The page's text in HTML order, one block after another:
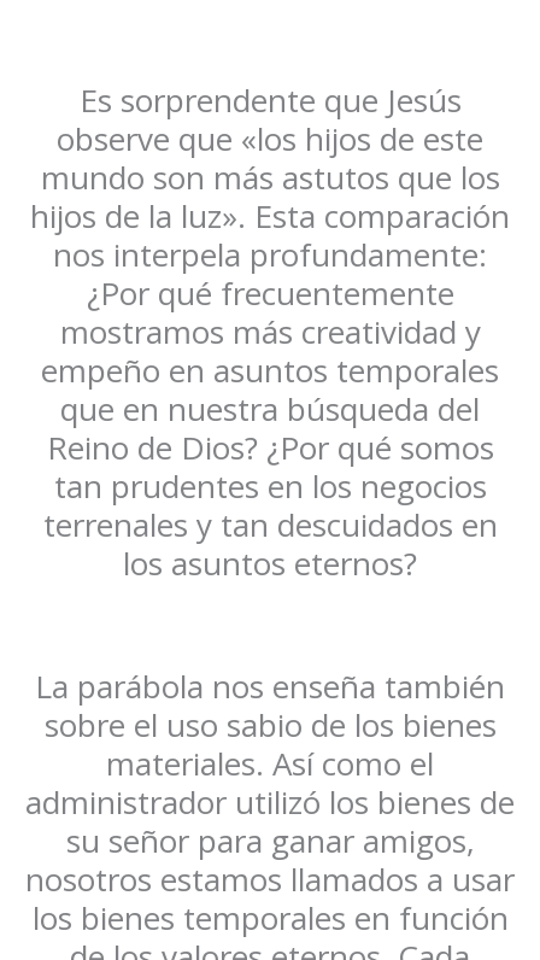
Es sorprendente que Jesús
observe que «los hijos de este
mundo son más astutos que los
hijos de la luz». Esta comparación
nos interpela profundamente:
¿Por qué frecuentemente
mostramos más creatividad y
empeño en asuntos temporales
que en nuestra búsqueda del
Reino de Dios? ¿Por qué somos
tan prudentes en los negocios
terrenales y tan descuidados en
los asuntos eternos?
La parábola nos enseña también
sobre el uso sabio de los bienes
materiales. Así como el
administrador utilizó los bienes de
su señor para ganar amigos,
nosotros estamos llamados a usar
los bienes temporales en función